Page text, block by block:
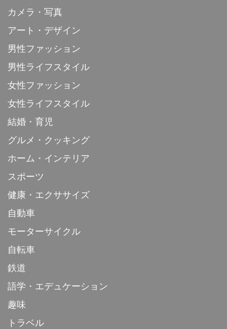
カメラ・写真
アート・デザイン
男性ファッション
男性ライフスタイル
女性ファッション
女性ライフスタイル
結婚・育児
グルメ・クッキング
ホーム・インテリア
スポーツ
健康・エクササイズ
自動車
モーターサイクル
自転車
鉄道
語学・エデュケーション
趣味
トラベル